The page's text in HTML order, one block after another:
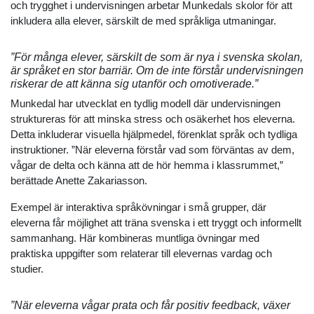
och trygghet i undervisningen arbetar Munkedals skolor för att
inkludera alla elever, särskilt de med språkliga utmaningar.
”För många elever, särskilt de som är nya i svenska skolan,
är språket en stor barriär. Om de inte förstår undervisningen
riskerar de att känna sig utanför och omotiverade.”
Munkedal har utvecklat en tydlig modell där undervisningen
struktureras för att minska stress och osäkerhet hos eleverna.
Detta inkluderar visuella hjälpmedel, förenklat språk och tydliga
instruktioner. ”När eleverna förstår vad som förväntas av dem,
vågar de delta och känna att de hör hemma i klassrummet,”
berättade Anette Zakariasson.
Exempel är interaktiva språkövningar i små grupper, där
eleverna får möjlighet att träna svenska i ett tryggt och informellt
sammanhang. Här kombineras muntliga övningar med
praktiska uppgifter som relaterar till elevernas vardag och
studier.
”När eleverna vågar prata och får positiv feedback, växer